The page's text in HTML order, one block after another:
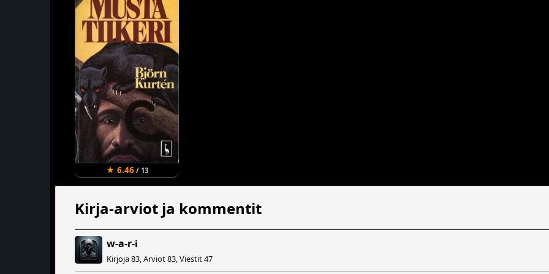
★ 6.46/ 13
Kirja-arviot ja kommentit
w-a-r-i
Kirjoja 83, Arviot 83, Viestit 47